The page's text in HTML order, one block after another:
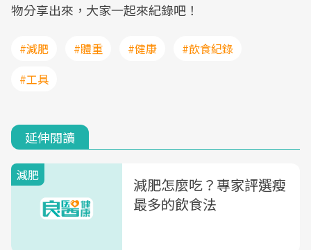
物分享出來，大家一起來紀錄吧！
#減肥 #體重 #健康
#飲食紀錄
#工具
延伸閱讀
減肥
減肥怎麼吃？專家評選瘦
最多的飲食法